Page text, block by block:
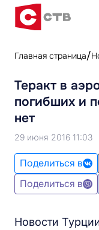
Главная страница
Теракт в
погибших и
нет
29 июня 2016 11:03
Поделиться в
Поделиться в
Новости